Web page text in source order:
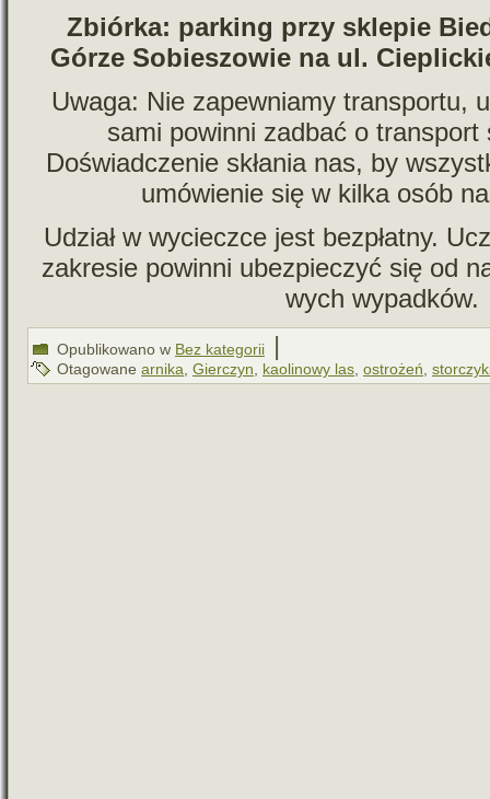
Zbiórka: par­king przy skle­pie
Górze Sobieszowie na ul.
Uwaga: Nie zapew­niamy trans­portu,
sami powinni zadbać o trans­port
Doświadczenie skła­nia nas, by
umó­wie­nie się w kilka osób
Udział w wycieczce jest bez­płatny.
zakre­sie powinni ubez­pie­czyć się od
wych wypadków.
Opublikowano w Bez kategorii |
Otagowane arnika Gierczyn kaolinowy las ostrożeń